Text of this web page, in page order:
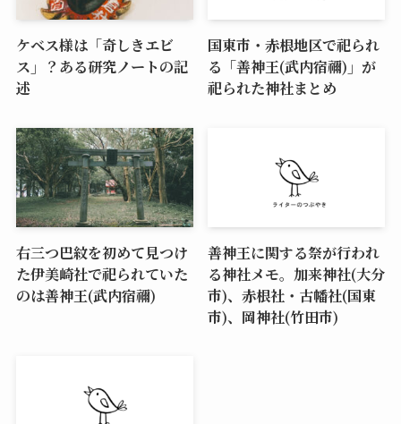
ケベス様は「奇しきエビ
ス」？ある研究ノートの記
述
国東市・赤根地区で祀られ
る「善神王(武内宿禰)」が
祀られた神社まとめ
右三つ巴紋を初めて見つけ
た伊美崎社で祀られていた
のは善神王(武内宿禰)
善神王に関する祭が行われ
る神社メモ。加来神社(大分
市)、赤根社・古幡社(国東
市)、岡神社(竹田市)